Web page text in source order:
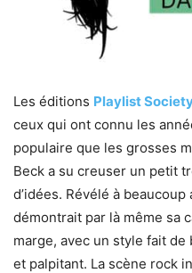
Les éditions Playlist
ceux qui ont connu les
populaire que les grosses
Beck a su creuser un petit
d’idées. Révélé à beaucoup
démontrait par là même sa
marge, avec un style fait
et palpitant. La scène rock